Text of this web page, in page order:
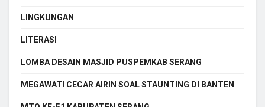
LINGKUNGAN
LITERASI
LOMBA DESAIN MASJID PUSPEMKAB SERANG
MEGAWATI CECAR AIRIN SOAL STAUNTING DI BANTEN